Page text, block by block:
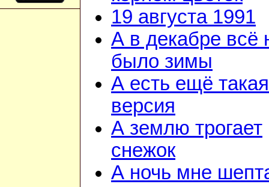
19 августа 1991
А в декабре всё
было зимы
А есть ещё такая
версия
А землю трогает
снежок
А ночь мне